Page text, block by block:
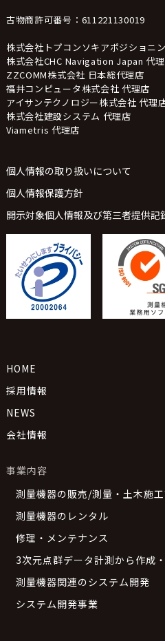
古物商許可番号：611221130019
株式会社トプコンソキアポジショニ
株式会社CHC Navigation Japan 代
ZZCOMM株式会社 日本総代理店
福井コンピュータ株式会社 代理店
アイサンテクノロジー株式会社 代理
株式会社建設システム 代理店
Viametris 代理店
個人情報の取り扱いについて
個人情報保護方針
開示対象個人情報及び第三者提供記
HOME
採用情報
NEWS
会社情報
事業内容
測量機器の販売/測量・土木施
測量機器のレンタル
修理・メンテナンス
3次元点群データ計測から作成
測量機器関連のシステム開発
システム開発事業